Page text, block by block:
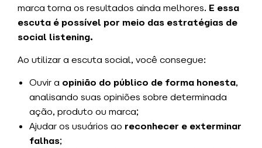
marca torna os resultados ainda melhores. E essa
escuta é possível por meio das estratégias de
social listening.
Ao utilizar a escuta social, você consegue:
Ouvir a opinião do público de forma honesta,
analisando suas opiniões sobre determinada
ação, produto ou marca;
Ajudar os usuários ao reconhecer e exterminar
falhas;